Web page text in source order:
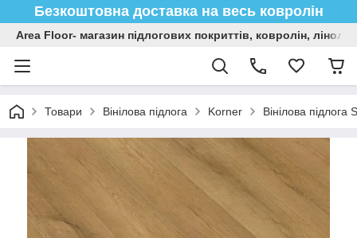
Безкоштовна доставка на весь ковролін
Area Floor- магазин підлогових покриттів, ковролін,
Товари Вінілова підлога Korner Вінілова